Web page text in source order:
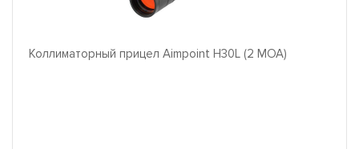
Коллиматорный прицел Aimpoint H30L (2 МОА)